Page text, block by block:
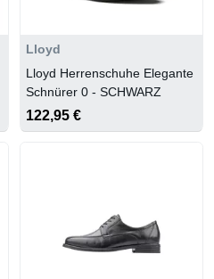
Lloyd
Lloyd Herrenschuhe Elegante
Schnürer 0 - SCHWARZ
122,95 €